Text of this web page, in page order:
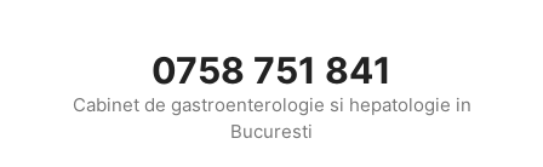
0758 751 841
Cabinet de gastroenterologie si hepatologie in
Bucuresti